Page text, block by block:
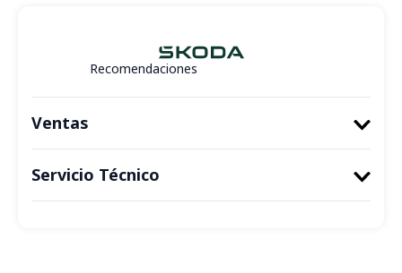
Ventas
Servicio Técnico
Recomendaciones